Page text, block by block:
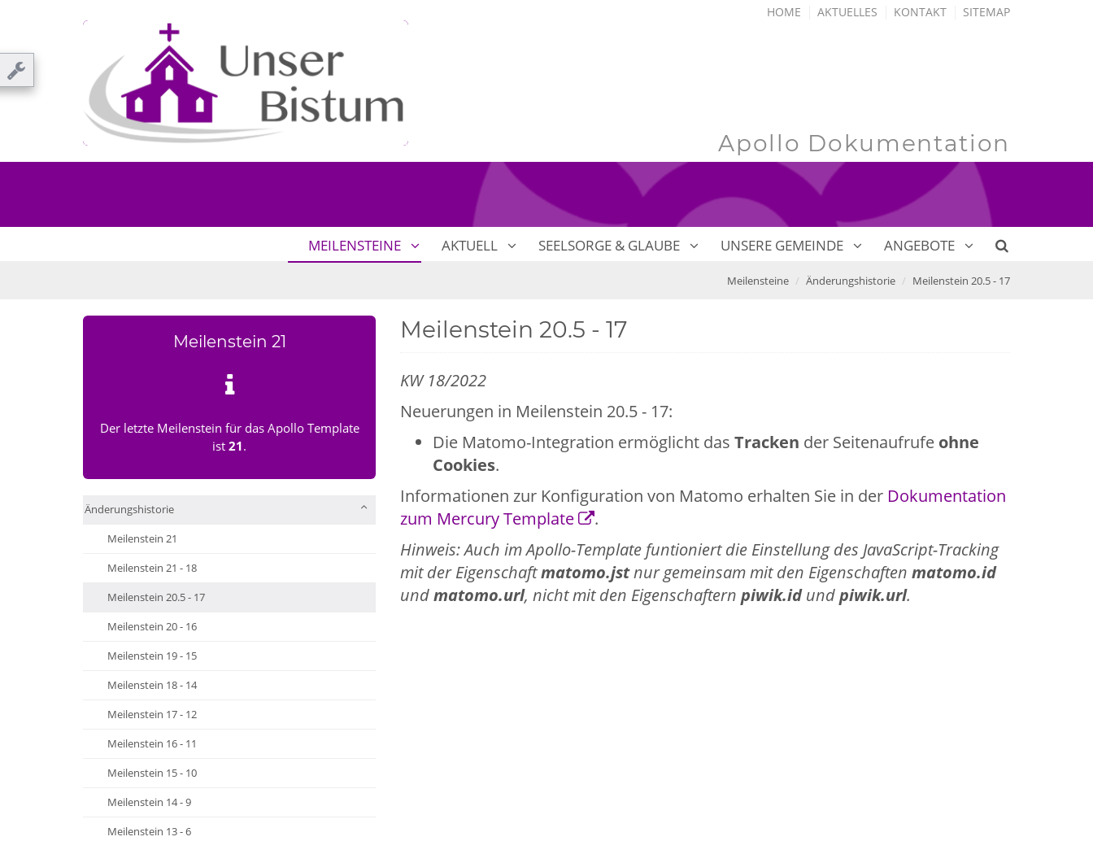
HOME AKTUELLES KONTAKT SITEMAP
Apollo Dokumentation
MEILENSTEINE AKTUELL SEELSORGE & GLAUBE UNSERE GEMEINDE ANGEBOTE
Meilensteine Änderungshistorie Meilenstein 20.5 - 17
Meilenstein 20.5 - 17
KW 18/2022
Neuerungen in Meilenstein 20.5 - 17:
Die Matomo-Integration ermöglicht das Tracken der Seitenaufrufe ohne
Cookies.
Informationen zur Konfiguration von Matomo erhalten Sie in der Dokumentation
zum Mercury Template
.
Hinweis: Auch im Apollo-Template funtioniert die Einstellung des JavaScript-Tracking
mit der Eigenschaftmatomo.jstnur gemeinsam mit den Eigenschaften matomo.id
undmatomo.url, nicht mit den Eigenschaftern piwik.idundpiwik.url.
Meilenstein 21
Der letzte Meilenstein für das Apollo Template
ist 21.
Änderungshistorie
Meilenstein 21
Meilenstein 21 - 18
Meilenstein 20.5 - 17
Meilenstein 20 - 16
Meilenstein 19 - 15
Meilenstein 18 - 14
Meilenstein 17 - 12
Meilenstein 16 - 11
Meilenstein 15 - 10
Meilenstein 14 - 9
Meilenstein 13 - 6